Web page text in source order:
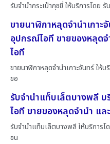
รับจำนำกระเป๋ากุชชี่ ให้บริการโดย
ขายนาฬิกาหลุดจำนำเกาะ
อุปกรณ์ไอที ขายของหลุด
ไอที
ขายนาฬิกาหลุดจำนำเกาะจันทร์ ให้
ขอ
รับจำนำแท็บเล็ตบางพลี
ไอที ขายของหลุดจำนำ แ
รับจำนำแท็บเล็ตบางพลี ให้บริการ
ชน